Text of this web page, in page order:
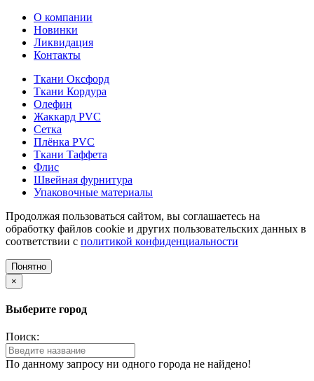
О компании
Новинки
Ликвидация
Контакты
Ткани Оксфорд
Ткани Кордура
Олефин
Жаккард PVC
Сетка
Плёнка PVC
Ткани Таффета
Флис
Швейная фурнитура
Упаковочные материалы
Продолжая пользоваться сайтом, вы соглашаетесь на
обработку файлов cookie и других пользовательских данных в
соответствии с политикой конфиденциальности
Понятно
×
Выберите город
Поиск:
По данному запросу ни одного города не найдено!